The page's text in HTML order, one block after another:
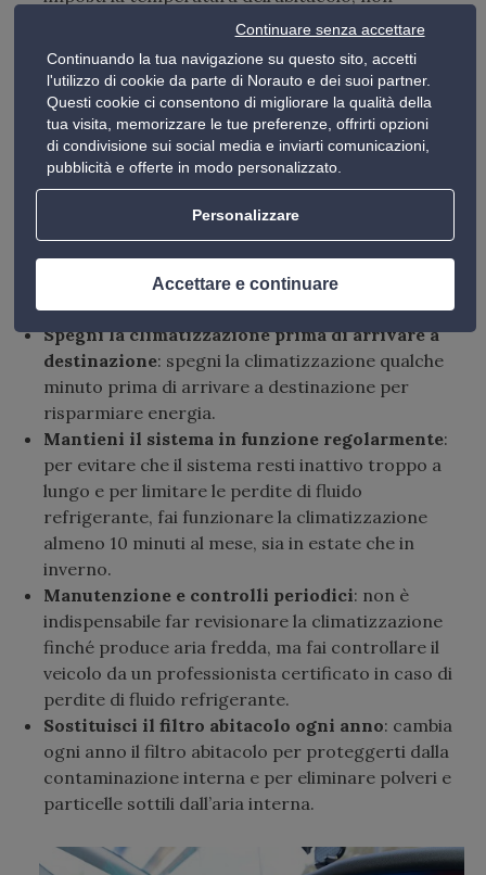
superare i 5 °C di differenza rispetto alla
Utilizza la funzione di ricircolo dell’aria: per
ridurre il consumo energetico della
climatizzazione, usa la funzione di ricircolo
dell’aria che permette di recuperare e far
circolare nuovamente l’aria fresca dell’abitacolo
disattiva la climatizzazione automatica e passa in
modalità manuale, a meno che non ci sia una forte
ondata di calore.
Spegni la climatizzazione prima di arrivare a
destinazione: spegni la climatizzazione qualche
minuto prima di arrivare a destinazione per
risparmiare energia.
Mantieni il sistema in funzione regolarmente:
per evitare che il sistema resti inattivo troppo a
lungo e per limitare le perdite di fluido
refrigerante, fai funzionare la climatizzazione
almeno 10 minuti al mese, sia in estate che in
inverno.
Manutenzione e controlli periodici: non è
indispensabile far revisionare la climatizzazione
finché produce aria fredda, ma fai controllare il
veicolo da un professionista certificato in caso di
perdite di fluido refrigerante.
Sostituisci il filtro abitacolo ogni anno: cambia
ogni anno il filtro abitacolo per proteggerti dalla
contaminazione interna e per eliminare polveri e
particelle sottili dall’aria interna.
Continuando la tua navigazione su questo sito, accetti
l'utilizzo di cookie da parte di Norauto e dei suoi partner.
Questi cookie ci consentono di migliorare la qualità della
tua visita, memorizzare le tue preferenze, offrirti opzioni
di condivisione sui social media e inviarti comunicazioni,
pubblicità e offerte in modo personalizzato.
Personalizzare
Continuare senza accettare
Accettare e continuare